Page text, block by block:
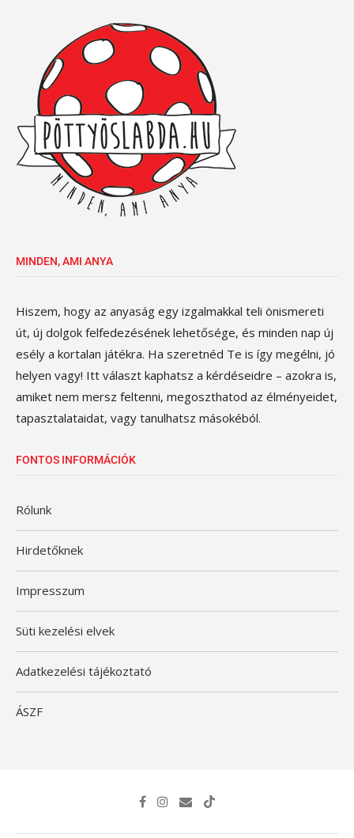
MINDEN, AMI ANYA
Hiszem, hogy az anyaság egy izgalmakkal teli önismereti
út, új dolgok felfedezésének lehetősége, és minden nap új
esély a kortalan játékra. Ha szeretnéd Te is így megélni, jó
helyen vagy! Itt választ kaphatsz a kérdéseidre – azokra is,
amiket nem mersz feltenni, megoszthatod az élményeidet,
tapasztalataidat, vagy tanulhatsz másokéból.
FONTOS INFORMÁCIÓK
Rólunk
Hirdetőknek
Impresszum
Süti kezelési elvek
Adatkezelési tájékoztató
ÁSZF